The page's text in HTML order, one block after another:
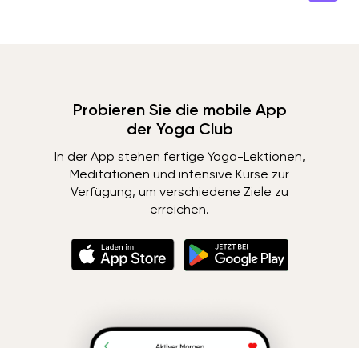
Probieren Sie die mobile App
der Yoga Club
In der App stehen fertige Yoga-Lektionen,
Meditationen und intensive Kurse zur
Verfügung, um verschiedene Ziele zu
erreichen.